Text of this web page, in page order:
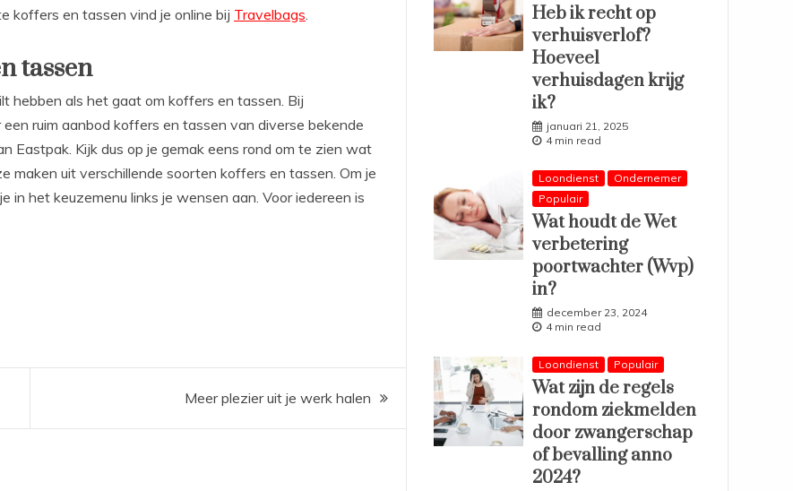
koffers en tassen vind je online bij Travelbags
tassen
hebben als het gaat om koffers en tassen. Bij
ruim aanbod koffers en tassen van diverse bekende
Eastpak. Kijk dus op je gemak eens rond om te zien wat
maken uit verschillende soorten koffers en tassen. Om je
het keuzemenu links je wensen aan. Voor iedereen is
Meer plezier uit je werk halen
Heb ik recht op
verhuisverlof?
Hoeveel
verhuisdagen krijg
ik?
januari 21, 2025
4 min read
Loondienst
Ondernemer
Populair
Wat houdt de Wet
verbetering
poortwachter (Wvp)
in?
december 23, 2024
4 min read
Loondienst Populair
Wat zijn de regels
rondom ziekmelden
door zwangerschap
of bevalling anno
2024?